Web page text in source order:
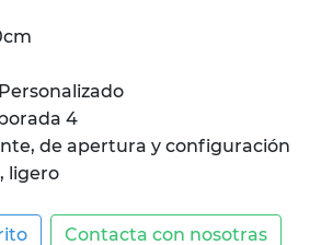
Personalizado
4
de apertura y configuración
ligero
Contacta con nosotras